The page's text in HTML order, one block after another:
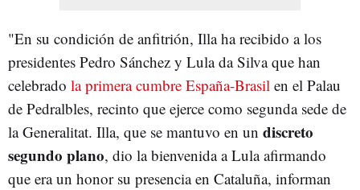
"En su condición de anfitrión, Illa ha recibido a los
presidentes Pedro Sánchez y Lula da Silva que han
celebrado la primera cumbre España-Brasil en el Palau
de Pedralbles, recinto que ejerce como segunda sede de
la Generalitat. Illa, que se mantuvo en un discreto
segundo plano, dio la bienvenida a Lula afirmando
que era un honor su presencia en Cataluña, informan